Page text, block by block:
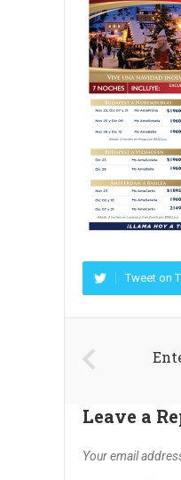
Tweet on
Leave a
Your email